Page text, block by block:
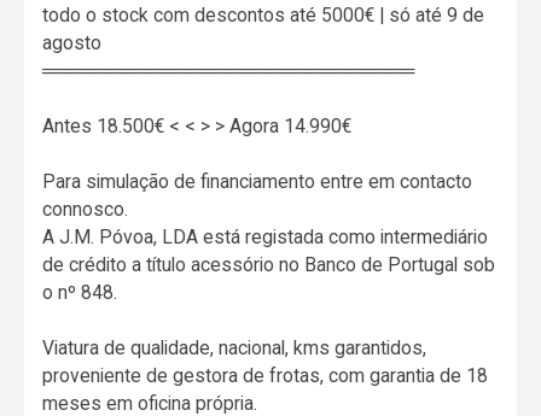
todo o stock com descontos até 5000€ | só até 9 de
agosto
════════════════════════════
Antes 18.500€ < < > > Agora 14.990€
Para simulação de financiamento entre em contacto
connosco.
A J.M. Póvoa, LDA está registada como intermediário
de crédito a título acessório no Banco de Portugal sob
o nº 848.
Viatura de qualidade, nacional, kms garantidos,
proveniente de gestora de frotas, com garantia de 18
meses em oficina própria.